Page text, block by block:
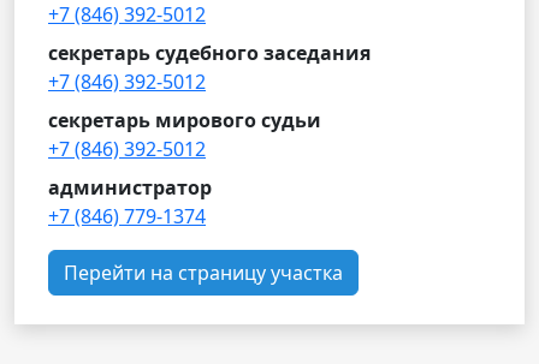
+7 (846) 392-5012
секретарь судебного заседания
+7 (846) 392-5012
секретарь мирового судьи
+7 (846) 392-5012
администратор
+7 (846) 779-1374
Перейти на страницу участка